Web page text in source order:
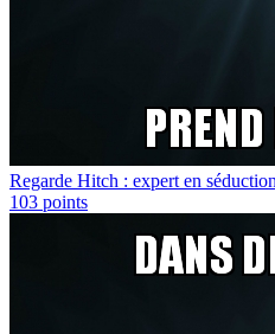
Regarde Hitch : expert en séduction
103 points